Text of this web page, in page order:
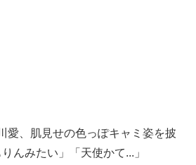
愛、肌見せの色っぽキャミ姿を披
んみたい」「天使かて...」